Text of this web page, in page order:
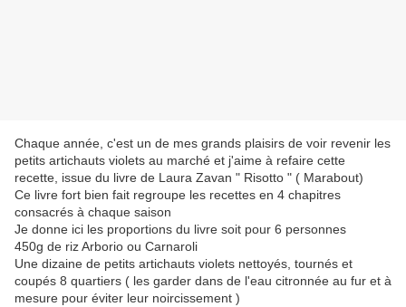
Chaque année, c'est un de mes grands plaisirs de voir revenir les
petits artichauts violets au marché et j'aime à refaire cette
recette, issue du livre de Laura Zavan " Risotto " ( Marabout)
Ce livre fort bien fait regroupe les recettes en 4 chapitres
consacrés à chaque saison
Je donne ici les proportions du livre soit pour 6 personnes
450g de riz Arborio ou Carnaroli
Une dizaine de petits artichauts violets nettoyés, tournés et
coupés 8 quartiers ( les garder dans de l'eau citronnée au fur et à
mesure pour éviter leur noircissement )